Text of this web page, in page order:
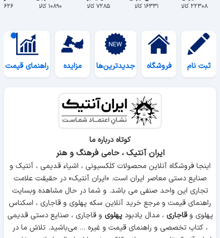
۲۲۳۰۸ کالا ۱۶۳۳۱ کالا ۷۲۸۵ کالا ۱۰۸۹۰ کالا ۵۶۲۶ کالا
ثبت نام فروشگاه جدیدترین‌ها مزایده راهنمای قیمت
کوتاه درباره ما
ایران آنتیک ، حامی فرهنگ و هنر
اینجا فروشگاه آنلاین محصولات کلکسیونی ، اشیاء قدیمی ، آنتیک و
صنایع دستی معاصر ایران است. «ایران آنتیک» در حقیقت علامت
تجاری این واحد صنفی می باشد. و شما در حال مشاهده وبسایت
راهنمای قیمت و مرجع خرید آنلاین سکه پهلوی و قاجاری ، اسکناس
پهلوی وقاجاری ، مدال یادبودپهلوی و قاجاری ، صنایع دستی قدیمی
، کتاب تخصصی و راهنمای قیمت و غیره ... می‌باشید. تلاش ما در